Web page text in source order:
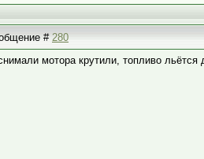
#280
мотора крутили, топливо льётся